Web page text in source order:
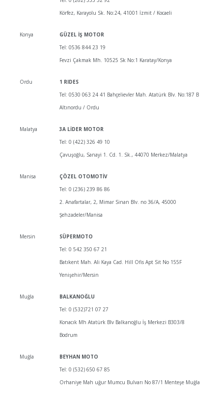
Körfez, Karayolu Sk. No:24, 41001 İzmit / Kocaeli
Konya
GÜZEL İŞ MOTOR
Tel: 0536 844 23 19
Fevzi Çakmak Mh. 10525 Sk No:1 Karatay/Konya
Ordu
1 RIDES
Tel: 0530 063 24 41 Bahçelievler Mah. Atatürk Blv. No:187 B
Altınordu / Ordu
Malatya
3A LİDER MOTOR
Tel: 0 (422) 326 49 10
Çavuşoğlu, Sanayi 1. Cd. 1. Sk., 44070 Merkez/Malatya
Manisa
ÇÖZEL OTOMOTİV
Tel: 0 (236) 239 86 86
2. Anafartalar, 2, Mimar Sinan Blv. no 36/A, 45000
Şehzadeler/Manisa
Mersin
SÜPERMOTO
Tel: 0 542 350 67 21
Batıkent Mah. Ali Kaya Cad. Hill Ofis Apt Sit No 155F
Yenişehir/Mersin
Muğla
BALKANOĞLU
Tel: 0 (532)721 07 27
Konacık Mh Atatürk Blv Balkanoğlu İş Merkezi B303/8
Bodrum
Muğla
BEYHAN MOTO
Tel: 0 (532) 650 67 85
Orhaniye Mah uğur Mumcu Bulvarı No 87/1 Menteşe Muğla